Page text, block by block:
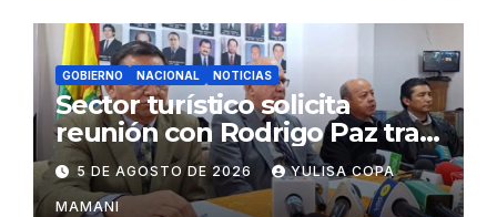
GOBIERNO NACIONAL NOTICIAS
Sector turístico solicita
reunión con Rodrigo Paz tras
cambios en la administración
del turismo
5 DE AGOSTO DE 2026 YULISA COPA
MAMANI